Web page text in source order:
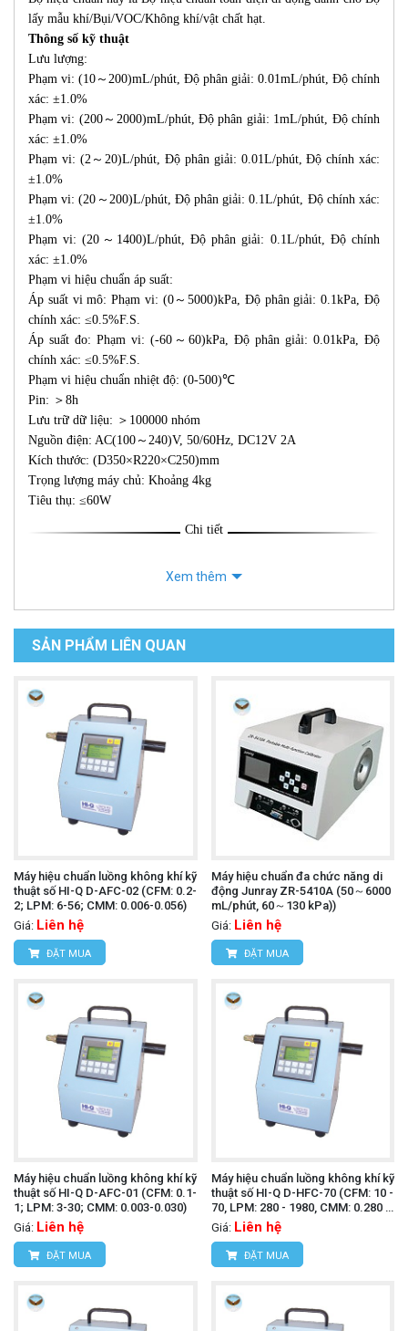
lấy mẫu khí/Bụi/VOC/Không khí/vật chất hạt.
Thông số kỹ thuật
Lưu lượng:
Phạm vi: (10～200)mL/phút, Độ phân giải: 0.01mL/phút, Độ chính
xác: ±1.0%
Phạm vi: (200～2000)mL/phút, Độ phân giải: 1mL/phút, Độ chính
xác: ±1.0%
Phạm vi: (2～20)L/phút, Độ phân giải: 0.01L/phút, Độ chính xác:
±1.0%
Phạm vi: (20～200)L/phút, Độ phân giải: 0.1L/phút, Độ chính xác:
±1.0%
Phạm vi: (20～1400)L/phút, Độ phân giải: 0.1L/phút, Độ chính
xác: ±1.0%
Phạm vi hiệu chuẩn áp suất:
Áp suất vi mô: Phạm vi: (0～5000)kPa, Độ phân giải: 0.1kPa, Độ
chính xác: ≤0.5%F.S.
Áp suất đo: Phạm vi: (-60～60)kPa, Độ phân giải: 0.01kPa, Độ
chính xác: ≤0.5%F.S.
Phạm vi hiệu chuẩn nhiệt độ: (0-500)℃
Pin: ＞8h
Lưu trữ dữ liệu: ＞100000 nhóm
Nguồn điện: AC(100～240)V, 50/60Hz, DC12V 2A
Kích thước: (D350×R220×C250)mm
Trọng lượng máy chủ: Khoảng 4kg
Tiêu thụ: ≤60W
Chi tiết
Xem thêm
SẢN PHẨM LIÊN QUAN
Máy hiệu chuẩn luồng không khí kỹ
thuật số HI-Q D-AFC-02 (CFM: 0.2-
2; LPM: 6-56; CMM: 0.006-0.056)
Giá: Liên hệ
ĐẶT MUA
Máy hiệu chuẩn đa chức năng di
động Junray ZR-5410A (50～6000
mL/phút, 60～130 kPa))
Giá: Liên hệ
ĐẶT MUA
Máy hiệu chuẩn luồng không khí kỹ
thuật số HI-Q D-AFC-01 (CFM: 0.1-
1; LPM: 3-30; CMM: 0.003-0.030)
Giá: Liên hệ
ĐẶT MUA
Máy hiệu chuẩn luồng không khí kỹ
thuật số HI-Q D-HFC-70 (CFM: 10 -
70, LPM: 280 - 1980, CMM: 0.280 -
1.980)
Giá: Liên hệ
ĐẶT MUA